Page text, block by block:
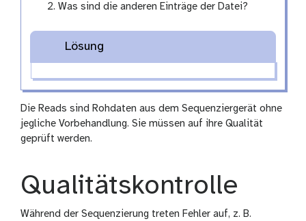
Was sind die anderen Einträge der Datei?
Lösung
Die Reads sind Rohdaten aus dem Sequenziergerät ohne
jegliche Vorbehandlung. Sie müssen auf ihre Qualität
geprüft werden.
Qualitätskontrolle
Während der Sequenzierung treten Fehler auf, z. B.